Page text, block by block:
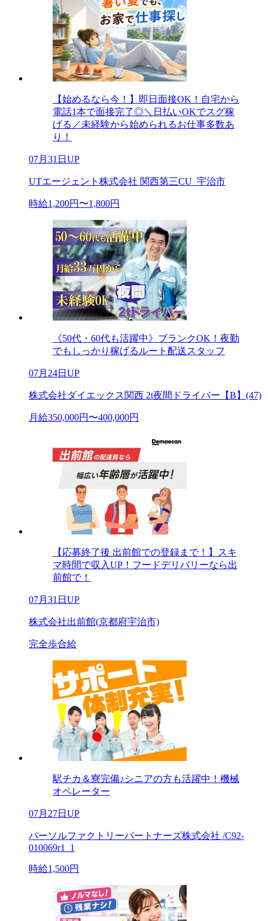
【始めるなら今！】即日面接OK！自宅から
電話1本で面接完了◎＼日払いOKでスグ稼
げる／未経験から始められるお仕事多数あ
り！
07月31日UP
UTエージェント株式会社 関西第三CU_宇治市
時給1,200円〜1,800円
《50代・60代も活躍中》ブランクOK！夜勤
でもしっかり稼げるルート配送スタッフ
07月24日UP
株式会社ダイエックス関西 2t夜間ドライバー【B】(47)
月給350,000円〜400,000円
【応募終了後 出前館での登録まで！】スキ
マ時間で収入UP！フードデリバリーなら出
前館で！
07月31日UP
株式会社出前館(京都府宇治市)
完全歩合給
駅チカ＆寮完備♪シニアの方も活躍中！機械
オペレーター
07月27日UP
パーソルファクトリーパートナーズ株式会社 /C92-
010069r1_1
時給1,500円